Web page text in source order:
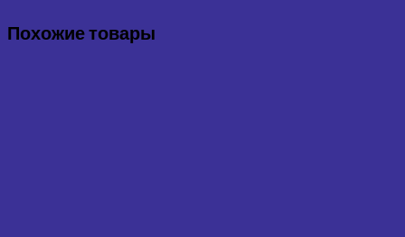
Похожие товары